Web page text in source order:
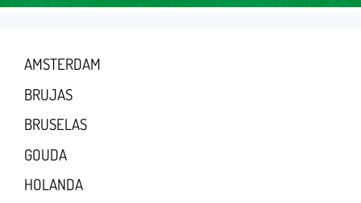
AMSTERDAM
BRUJAS
BRUSELAS
GOUDA
HOLANDA